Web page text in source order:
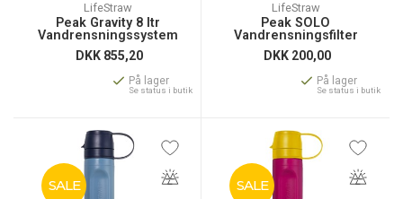
LifeStraw
Peak Gravity 8 ltr
Vandrensningssystem
DKK 855,20
På lager
Se status i butik
LifeStraw
Peak SOLO
Vandrensningsfilter
DKK 200,00
På lager
Se status i butik
SALE SALE